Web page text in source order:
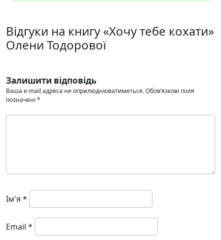
Відгуки на книгу «Хочу тебе кохати»
Олени Тодорової
Залишити відповідь
Ваша e-mail адреса не оприлюднюватиметься.Обов’язкові поля
позначені *
Ім'я *
Email *